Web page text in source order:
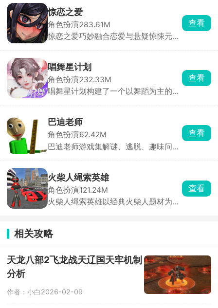
搭配五名妮姬技能组合，用其手上的武
器来瞄准怪物身上的高亮处并持续射
击，与侵略者展开激烈对抗。
惊恋之爱
角色扮演283.61M
惊恋之爱巧妙融合恋爱与悬疑惊悚元
变。游戏里，通过选择与对话推动剧情
发展，每一次抉择都影响角色关系与结
局走向，故事充满不确定性，每个决定
都会引发连锁反应。游戏中的角色都藏
查看
唱舞星计划
角色扮演232.33M
唱舞星计划构建了一个以舞蹈为主的幻
衣服，用跳舞的方式与其他玩家同台竞
技，提升自己的艺术品鉴能力和身体灵
活性。游戏中有大量的音乐曲库，环境
也可以自由探索，努力成为你心目中的
查看
巴迪老师
角色扮演62.42M
巴迪老师游戏集解谜、逃脱、趣味问答
花八门的谜题，一边想办法逃出学校。
一路上还会接连碰到各种脑洞大开的虐
心难题，想要通关可没那么简单。
查看
火柴人绳索英雄
角色扮演121.24M
火柴人绳索英雄以经典火柴人题材为主
扫荡，寻找对城市有威胁的敌人，充分
展示高超的技能，与敌人展开激烈的格
拯救城市的挑战。
查看
相关攻略
天龙八部2飞龙战天辽国天牢机制
分析
作者：小白2026-02-09